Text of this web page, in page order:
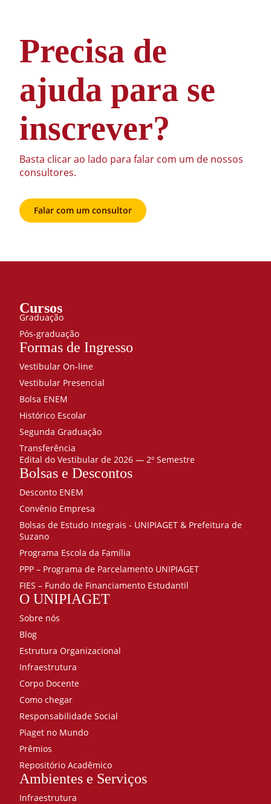
Precisa de
ajuda para se
inscrever?
Basta clicar ao lado para falar com um de nossos
consultores.
Falar com um consultor
Cursos
Graduação
Pós-graduação
Formas de Ingresso
Vestibular On-line
Vestibular Presencial
Bolsa ENEM
Histórico Escolar
Segunda Graduação
Transferência
Edital do Vestibular de 2026 — 2º Semestre
Bolsas e Descontos
Desconto ENEM
Convênio Empresa
Bolsas de Estudo Integrais - UNIPIAGET & Prefeitura de
Suzano
Programa Escola da Família
PPP – Programa de Parcelamento UNIPIAGET
FIES – Fundo de Financiamento Estudantil
O UNIPIAGET
Sobre nós
Blog
Estrutura Organizacional
Infraestrutura
Corpo Docente
Como chegar
Responsabilidade Social
Piaget no Mundo
Prêmios
Repositório Acadêmico
Ambientes e Serviços
Infraestrutura